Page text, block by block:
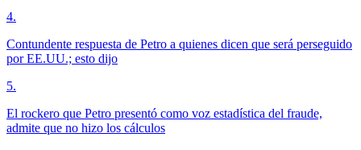
4.
Contundente respuesta de Petro a quienes dicen que será perseguido
por EE.UU.; esto dijo
5.
El rockero que Petro presentó como voz estadística del fraude,
admite que no hizo los cálculos